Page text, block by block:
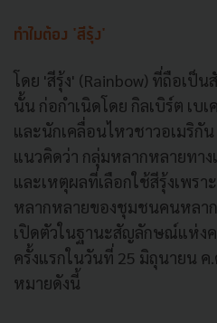
ทำไมต้อง 'สีรุ้ง'
โดย 'สีรุ้ง' (Rainbow) ที่ถือเป็
นั้น ก่อกำเนิดโดย กิลเบิร์ต เบ
และนักเคลื่อนไหวชาวอเมริกั
แนวคิดว่า กลุ่มหลากหลายทาง
และเหตุผลที่เลือกใช้สีรุ้งเพร
หลากหลายของชุมชนคนหลาก
เปิดตัวในฐานะสัญลักษณ์แห่ง
ครั้งแรกในวันที่ 25 มิถุนายน ค
หมายดังนี้